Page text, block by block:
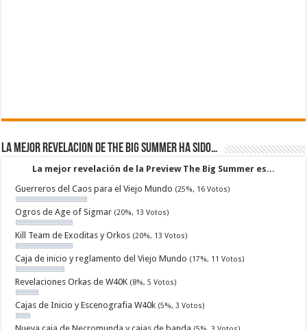
La mejor revelacion de The Big Summer ha sido…
La mejor revelación de la Preview The Big Summer es...
Guerreros del Caos para el Viejo Mundo (25%, 16 Votos)
Ogros de Age of Sigmar (20%, 13 Votos)
Kill Team de Exoditas y Orkos (20%, 13 Votos)
Caja de inicio y reglamento del Viejo Mundo (17%, 11 Votos)
Revelaciones Orkas de W40K (8%, 5 Votos)
Cajas de Inicio y Escenografia W40k (5%, 3 Votos)